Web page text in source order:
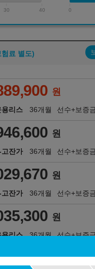
30 40 0
료 별도)
용리스
원
36개월 선수+보증
고잔가
원
36개월 선수+보증
고잔가
원
36개월 선수+보증
용리스
원
36개월 선수+보증
원